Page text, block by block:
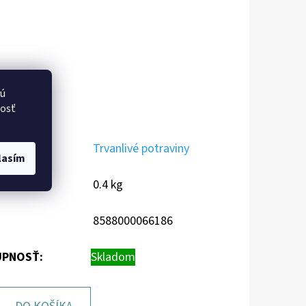
Trvanlivé potraviny
0.4 kg
8588000066186
Skladom